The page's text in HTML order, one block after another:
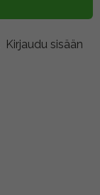
Kirjaudu sisään